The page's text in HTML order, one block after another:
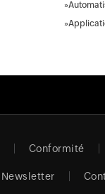
»
»
Conformité
Newsletter